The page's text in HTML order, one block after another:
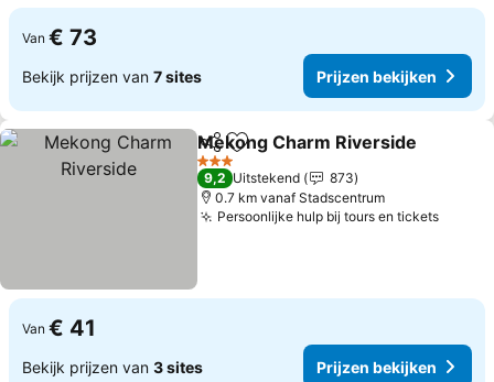
Van € 73
Bekijk prijzen van 7 sites Prijzen bekijken
DelenToevoegen aan favorieten
Mekong Charm Riverside
3 Sterren
9,2 Uitstekend
873
0.7 km vanaf Stadscentrum
Persoonlijke hulp bij tours en tickets
Van € 41
Bekijk prijzen van 3 sites Prijzen bekijken